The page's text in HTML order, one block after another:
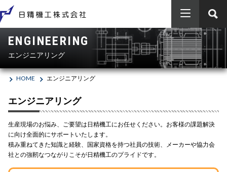
HOME
エアシリンダー・電磁弁等（油空圧機器）
日本精工（ＮＳＫ）
工事実績
SDGs
会社概要
採用情報
新卒者採用
お問い合わせ
ENGINEERING
エンジニアリング
HOME エンジニアリング
エンジニアリング
生産現場のお悩み、ご要望は日精機工にお任せください。お客様の課題解決
に向け全面的にサポートいたします。
積み重ねてきた知識と経験、国家資格を持つ社員の技術、メーカーや協力会
社との強靭なつながりこそが日精機工のプライドです。